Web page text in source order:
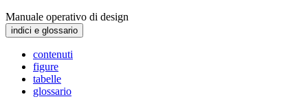
Manuale operativo di design
indici e glossario
contenuti
figure
tabelle
glossario